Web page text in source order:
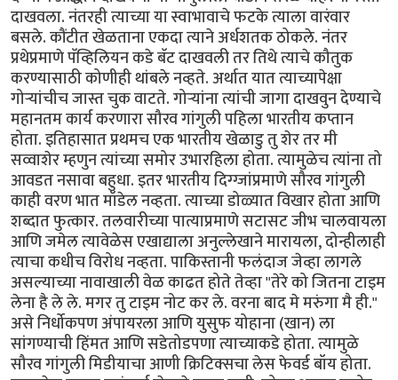
दाखवला. नंतरही त्याच्या या स्वाभावाचे फटके त्याला वारंवार
बसले. कौंटीत खेळताना एकदा त्याने अर्धशतक ठोकले. नंतर
प्रथेप्रमाणे पॅव्हिलियन कडे बॅट दाखवली तर तिथे त्याचे कौतुक
करण्यासाठी कोणीही थांबले नव्हते. अर्थात यात त्याच्यापेक्षा
गोर्‍यांचीच जास्त चुक वाटते. गोर्‍यांना त्यांची जागा दाखवुन देण्याचे
महानतम कार्य करणारा सौरव गांगुली पहिला भारतीय कप्तान
होता. इतिहासात प्रथमच एक भारतीय खेळाडु तु शेर तर मी
सव्वाशेर म्हणुन त्यांच्या समोर उभारहिला होता. त्यामुळेच त्यांना तो
आवडत नसावा बहुधा. इतर भारतीय दिग्ग्जांप्रमाणे सौरव गांगुली
काही वरण भात मॉडेल नव्हता. त्याच्या डोळ्यात विखार होता आणि
शब्दात फुत्कार. तलवारीच्या पात्याप्रमाणे सटासट जीभ चालवायला
आणि जमेल त्यावेळेस एखाद्याला अनुल्लेखाने मारायला, दोन्हीलाही
त्याचा कधीच विरोध नव्हता. पाकिस्तानी फलंदाज जेव्हा लागले
असल्याच्या नावाखाली वेळ काढत होते तेव्हा "तेरे को जितना टाइम
लेना है ले ले. मगर तु टाइम नोट कर ले. वरना बाद मे मरुंगा मै ही."
असे निर्धोकपण अंपायरला आणि युसुफ योहाना (खान) ला
सांगण्याची हिंमत आणि सडेतोडपणा त्याच्याकडे होता. त्यामुळे
सौरव गांगुली मिडीयाचा आणी क्रिटिक्सचा लेस फेवर्ड बॉय होता.